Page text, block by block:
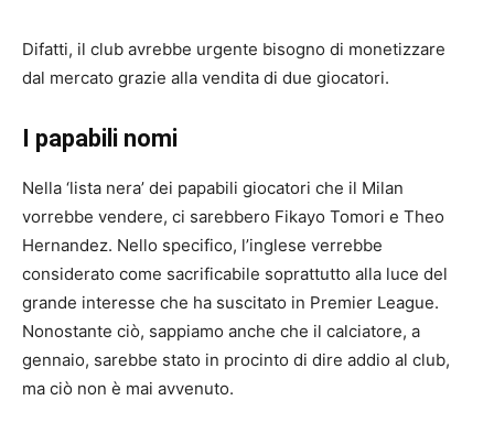
Difatti, il club avrebbe urgente bisogno di monetizzare
dal mercato grazie alla vendita di due giocatori.
I papabili nomi
Nella ‘lista nera’ dei papabili giocatori che il Milan
vorrebbe vendere, ci sarebbero Fikayo Tomori e Theo
Hernandez. Nello specifico, l’inglese verrebbe
considerato come sacrificabile soprattutto alla luce del
grande interesse che ha suscitato in Premier League.
Nonostante ciò, sappiamo anche che il calciatore, a
gennaio, sarebbe stato in procinto di dire addio al club,
ma ciò non è mai avvenuto.